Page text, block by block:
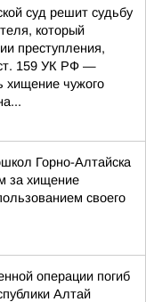
суд решит судьбу
который
преступления,
ст. 159 УК РФ —
хищение чужого
Горно-Алтайска
за хищение
своего
операции погиб
Алтай